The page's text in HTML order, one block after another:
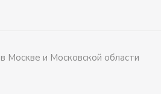
Москве и Московской области